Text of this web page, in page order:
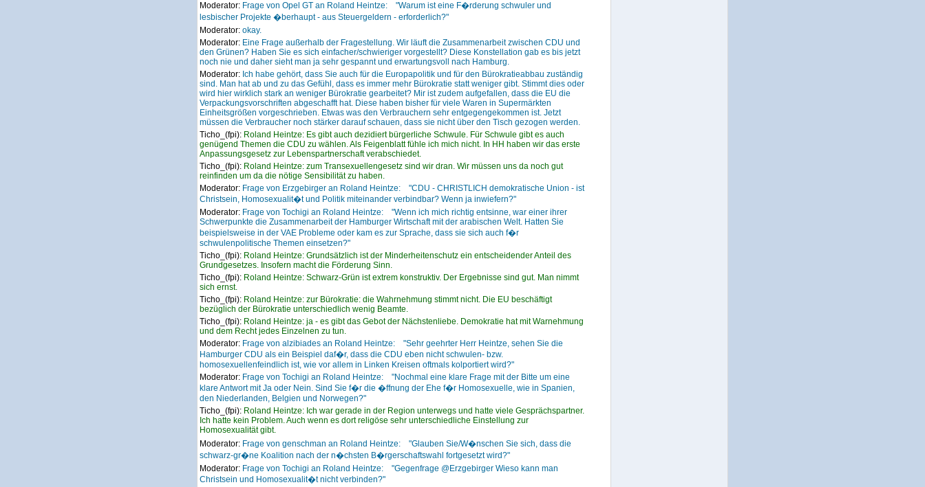
Moderator: Frage von Opel GT an Roland Heintze: "Warum ist eine F�rderung schwuler und
lesbischer Projekte �berhaupt - aus Steuergeldern - erforderlich?"
Moderator: okay.
Moderator: Eine Frage außerhalb der Fragestellung. Wir läuft die Zusammenarbeit zwischen CDU und
den Grünen? Haben Sie es sich einfacher/schwieriger vorgestellt? Diese Konstellation gab es bis jetzt
noch nie und daher sieht man ja sehr gespannt und erwartungsvoll nach Hamburg.
Moderator: Ich habe gehört, dass Sie auch für die Europapolitik und für den Bürokratieabbau zuständig
sind. Man hat ab und zu das Gefühl, dass es immer mehr Bürokratie statt weniger gibt. Stimmt dies oder
wird hier wirklich stark an weniger Bürokratie gearbeitet? Mir ist zudem aufgefallen, dass die EU die
Verpackungsvorschriften abgeschafft hat. Diese haben bisher für viele Waren in Supermärkten
Einheitsgrößen vorgeschrieben. Etwas was den Verbrauchern sehr entgegengekommen ist. Jetzt
müssen die Verbraucher noch stärker darauf schauen, dass sie nicht über den Tisch gezogen werden.
Ticho_(fpi): Roland Heintze: Es gibt auch dezidiert bürgerliche Schwule. Für Schwule gibt es auch
genügend Themen die CDU zu wählen. Als Feigenblatt fühle ich mich nicht. In HH haben wir das erste
Anpassungsgesetz zur Lebenspartnerschaft verabschiedet.
Ticho_(fpi): Roland Heintze: zum Transexuellengesetz sind wir dran. Wir müssen uns da noch gut
reinfinden um da die nötige Sensibilität zu haben.
Moderator: Frage von Erzgebirger an Roland Heintze: "CDU - CHRISTLICH demokratische Union - ist
Christsein, Homosexualit�t und Politik miteinander verbindbar? Wenn ja inwiefern?"
Moderator: Frage von Tochigi an Roland Heintze: "Wenn ich mich richtig entsinne, war einer ihrer
Schwerpunkte die Zusammenarbeit der Hamburger Wirtschaft mit der arabischen Welt. Hatten Sie
beispielsweise in der VAE Probleme oder kam es zur Sprache, dass sie sich auch f�r
schwulenpolitische Themen einsetzen?"
Ticho_(fpi): Roland Heintze: Grundsätzlich ist der Minderheitenschutz ein entscheidender Anteil des
Grundgesetzes. Insofern macht die Förderung Sinn.
Ticho_(fpi): Roland Heintze: Schwarz-Grün ist extrem konstruktiv. Der Ergebnisse sind gut. Man nimmt
sich ernst.
Ticho_(fpi): Roland Heintze: zur Bürokratie: die Wahrnehmung stimmt nicht. Die EU beschäftigt
bezüglich der Bürokratie unterschiedlich wenig Beamte.
Ticho_(fpi): Roland Heintze: ja - es gibt das Gebot der Nächstenliebe. Demokratie hat mit Warnehmung
und dem Recht jedes Einzelnen zu tun.
Moderator: Frage von alzibiades an Roland Heintze: "Sehr geehrter Herr Heintze, sehen Sie die
Hamburger CDU als ein Beispiel daf�r, dass die CDU eben nicht schwulen- bzw.
homosexuellenfeindlich ist, wie vor allem in Linken Kreisen oftmals kolportiert wird?"
Moderator: Frage von Tochigi an Roland Heintze: "Nochmal eine klare Frage mit der Bitte um eine
klare Antwort mit Ja oder Nein. Sind Sie f�r die �ffnung der Ehe f�r Homosexuelle, wie in Spanien,
den Niederlanden, Belgien und Norwegen?"
Ticho_(fpi): Roland Heintze: Ich war gerade in der Region unterwegs und hatte viele Gesprächspartner.
Ich hatte kein Problem. Auch wenn es dort religöse sehr unterschiedliche Einstellung zur
Homosexualität gibt.
Moderator: Frage von genschman an Roland Heintze: "Glauben Sie/W�nschen Sie sich, dass die
schwarz-gr�ne Koalition nach der n�chsten B�rgerschaftswahl fortgesetzt wird?"
Moderator: Frage von Tochigi an Roland Heintze: "Gegenfrage @Erzgebirger Wieso kann man
Christsein und Homosexualit�t nicht verbinden?"